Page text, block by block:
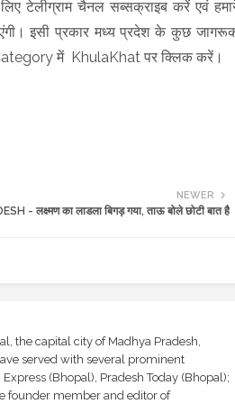
टेलीग्राम चैनल सब्सक्राइब करें एवं
इसी प्रकार मध्य प्रदेश के कुछ
Category में KhulaKhat पर क्लिक करें।
NEWER
- लक्ष्मण का लाडला बिगड़ गया, ताऊ बोले छोटी बात है
the capital city of Madhya Pradesh,
served with several prominent
(Bhopal), Pradesh Today (Bhopal);
founder member and editor of